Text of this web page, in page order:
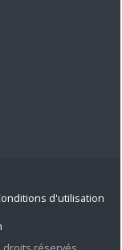
d'utilisation